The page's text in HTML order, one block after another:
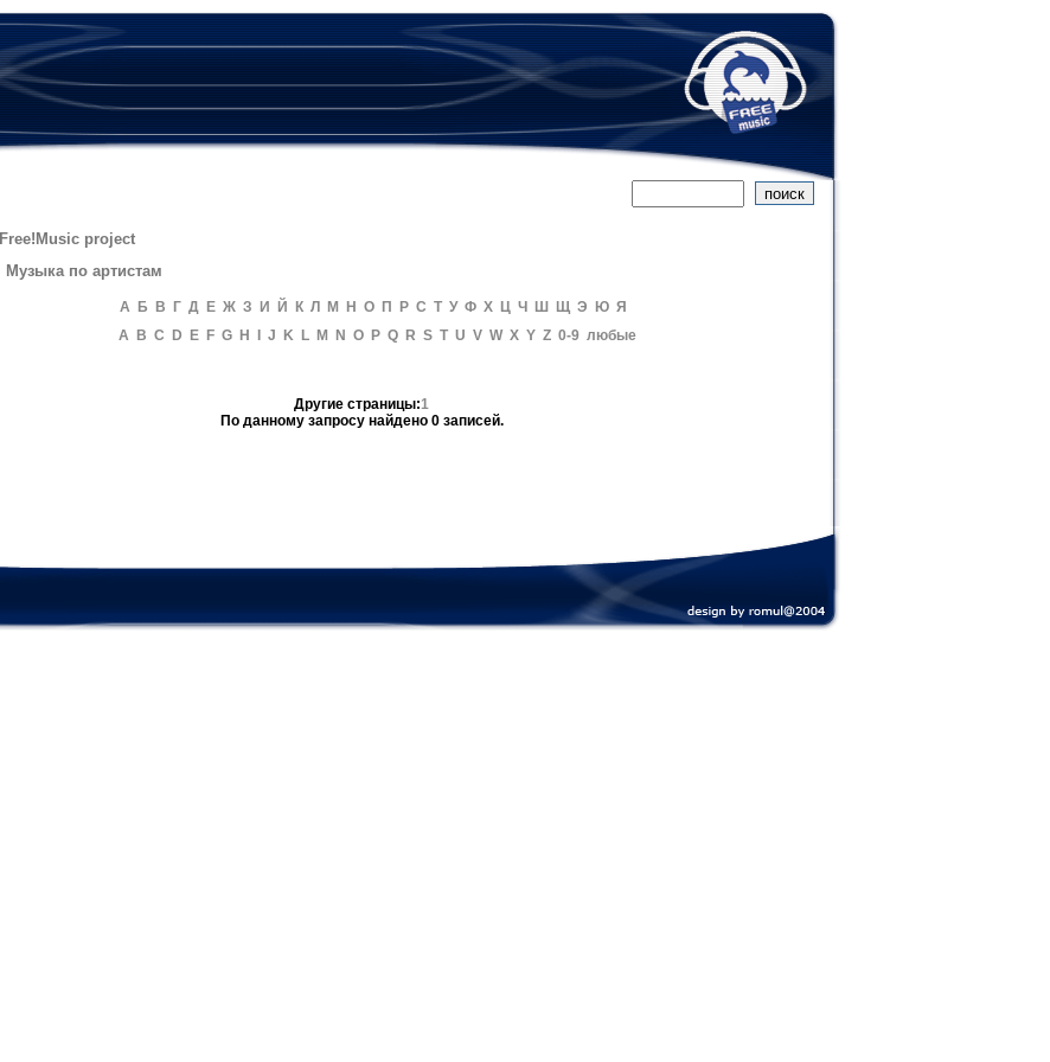
Free!Music project
Музыка по артистам
А Б В Г Д Е Ж З И Й К Л М Н О П Р С Т У Ф Х Ц Ч Ш Щ Э Ю Я
A
B C D E F G H J K L M N O P Q R S T U V W X Y Z 0-9 любые
Другие страницы:1
По данному запросу найдено 0 записей.